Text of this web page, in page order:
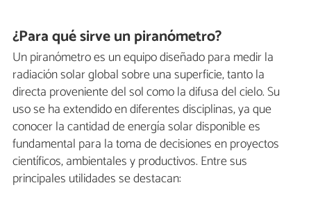
¿Para qué sirve un piranómetro?
Un piranómetro es un equipo diseñado para medir la
radiación solar global sobre una superficie, tanto la
directa proveniente del sol como la difusa del cielo. Su
uso se ha extendido en diferentes disciplinas, ya que
conocer la cantidad de energía solar disponible es
fundamental para la toma de decisiones en proyectos
científicos, ambientales y productivos. Entre sus
principales utilidades se destacan: